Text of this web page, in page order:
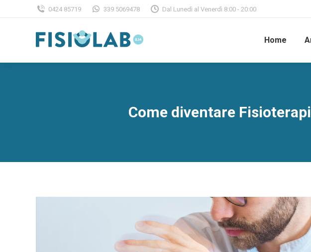
0424 85719 339 5069478 Dal Lunedì al Venerdì 8:00 - 20:00
Home
Come diventare